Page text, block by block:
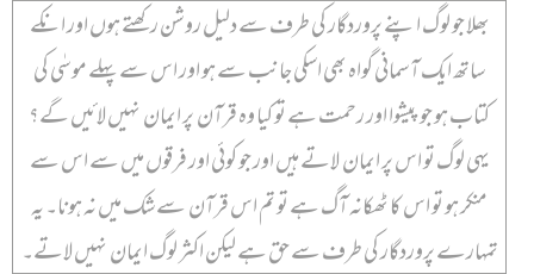
بھلا جو لوگ اپنے پروردگار کی طرف سے دلیل روشن رکھتے ہوں اور انکے
ساتھ ایک آسمانی گواہ بھی اسکی جانب سے ہو اور اس سے پہلے موسٰی کی
کتاب ہو جو پیشوا اور رحمت ہے تو کیا وہ قرآن پر ایمان نہیں لائیں گے؟
یہی لوگ تو اس پر ایمان لاتے ہیں اور جو کوئی اور فرقوں میں سے اس سے
منکر ہو تو اس کا ٹھکانہ آگ ہے تو تم اس قرآن سے شک میں نہ ہونا۔ یہ
تمہارے پروردگار کی طرف سے حق ہے لیکن اکثر لوگ ایمان نہیں لاتے۔